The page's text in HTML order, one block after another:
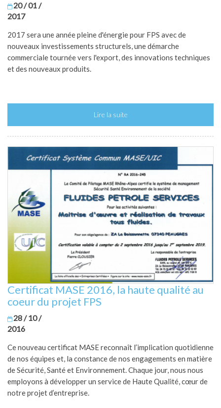
20 / 01 /
2017
2017 sera une année pleine d'énergie pour FPS avec de
nouveaux investissements structurels, une démarche
commerciale tournée vers l'export, des innovations techniques
et des nouveaux produits.
Lire la suite
Certificat MASE 2016, la haute qualité au
coeur du projet FPS
28 / 10 /
2016
Ce nouveau certificat MASE reconnaît l’implication quotidienne
de nos équipes et, la constance de nos engagements en matière
de Sécurité, Santé et Environnement. Chaque jour, nous nous
employons à développer un service de Haute Qualité, cœur de
notre projet d’entreprise.